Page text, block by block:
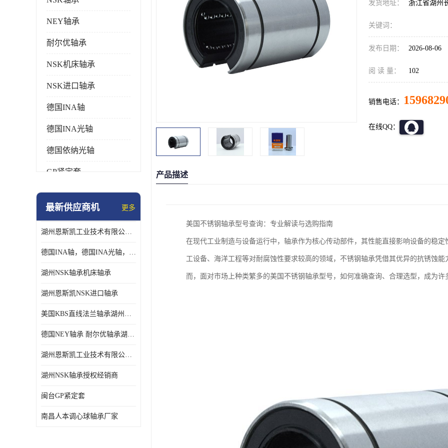
NEY轴承
耐尔优轴承
NSK机床轴承
NSK进口轴承
德国INA轴
德国INA光轴
德国依纳光轴
GP紧定套
SKF轴承
日本NSK进口轴承
德国INA进口轴承
最新供应商机 更多
湖州恩斯凯工业技术有限公司 湖州NSK轴承
德国INA轴，德国INA光轴，德国依纳光轴
湖州NSK轴承机床轴承
湖州恩斯凯NSK进口轴承
美国KBS直线法兰轴承湖州KBS轴承
德国NEY轴承 耐尔优轴承湖州代理商
湖州恩斯凯工业技术有限公司NSK轴承*经销商
湖州NSK轴承授权经销商
闽台GP紧定套
南昌人本调心球轴承厂家
发货地址： 浙江省湖州
关键词：
发布日期： 2026-08-06
阅 读 量： 102
销售电话：
在线QQ：
产品描述
美国不锈钢轴承型号查询：专业解读与选购指南
在现代工业制造与设备运行中，轴承作为核心传动部件，其性能直接影响设备的稳
工设备、海洋工程等对耐腐蚀性要求较高的领域，不锈钢轴承凭借其优异的抗锈蚀
而，面对市场上种类繁多的美国不锈钢轴承型号，如何准确查询、合理选型，成为